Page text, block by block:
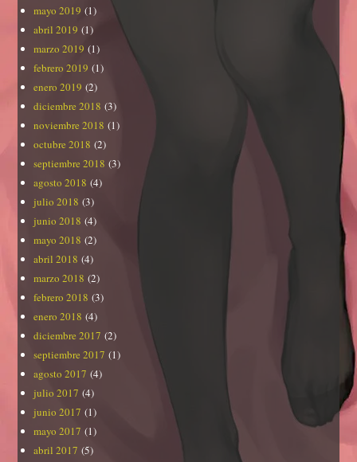
mayo 2019 (1)
abril 2019 (1)
marzo 2019 (1)
febrero 2019 (1)
enero 2019 (2)
diciembre 2018 (3)
noviembre 2018 (1)
octubre 2018 (2)
septiembre 2018 (3)
agosto 2018 (4)
julio 2018 (3)
junio 2018 (4)
mayo 2018 (2)
abril 2018 (4)
marzo 2018 (2)
febrero 2018 (3)
enero 2018 (4)
diciembre 2017 (2)
septiembre 2017 (1)
agosto 2017 (4)
julio 2017 (4)
junio 2017 (1)
mayo 2017 (1)
abril 2017 (5)